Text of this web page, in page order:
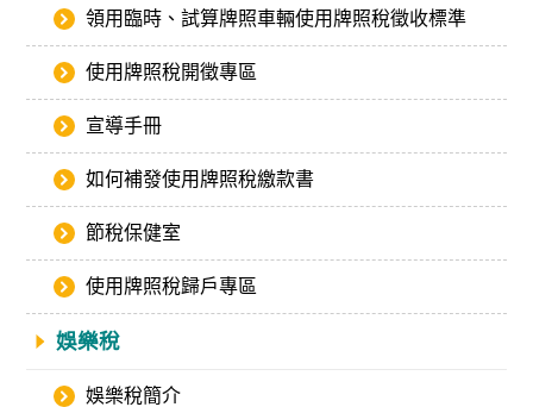
領用臨時、試算牌照車輛使用牌照稅徵收標準
使用牌照稅開徵專區
宣導手冊
如何補發使用牌照稅繳款書
節稅保健室
使用牌照稅歸戶專區
娛樂稅
娛樂稅簡介